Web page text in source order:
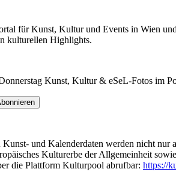
für Kunst, Kultur und Events in Wien
kulturellen Highlights.
Kunst, Kultur & eSeL-Fotos im
und Kalenderdaten werden nicht nur
Kulturerbe der Allgemeinheit
die Plattform Kulturpool abrufbar: https://